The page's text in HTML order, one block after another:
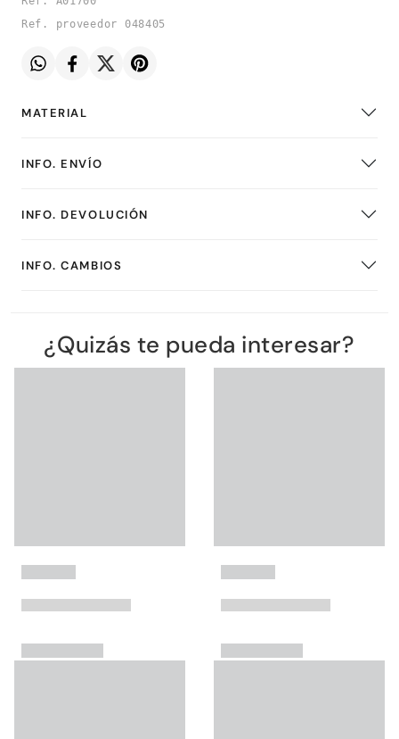
Ref. proveedor 048405
MATERIAL
INFO. ENVÍO
INFO. DEVOLUCIÓN
INFO. CAMBIOS
¿Quizás te pueda interesar?